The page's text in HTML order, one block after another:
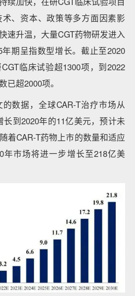
、资本、政策等多方面因素影
速升温，大量CGT药物研发进入
期呈指数型增长。截止至2020
临床试验超1300项，到2022
已超2000项。
数据，全球CAR-T治疗市场从
长到2020年的11亿美元，预计未
着CAR-T药物上市的数量和适应
年市场将进一步增长至218亿美